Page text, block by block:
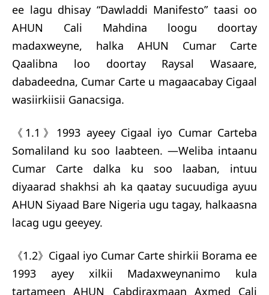
ee lagu dhisay “Dawladdi Manifesto” taasi oo
AHUN Cali Mahdina loogu doortay
madaxweyne, halka AHUN Cumar Carte
Qaalibna loo doortay Raysal Wasaare,
dabadeedna, Cumar Carte u magaacabay Cigaal
wasiirkiisii Ganacsiga.
《1.1》1993 ayeey Cigaal iyo Cumar Carteba
Somaliland ku soo laabteen. —Weliba intaanu
Cumar Carte dalka ku soo laaban, intuu
diyaarad shakhsi ah ka qaatay sucuudiga ayuu
AHUN Siyaad Bare Nigeria ugu tagay, halkaasna
lacag ugu geeyey.
《1.2》Cigaal iyo Cumar Carte shirkii Borama ee
1993 ayey xilkii Madaxweynanimo kula
tartameen AHUN Cabdiraxmaan Axmed Cali